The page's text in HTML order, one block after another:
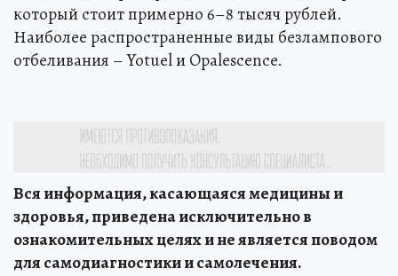
который стоит примерно 6–8 тысяч рублей.
Наиболее распространенные виды безлампового
отбеливания – Yotuel и Opalescence.
Вся информация, касающаяся медицины и
здоровья, приведена исключительно в
ознакомительных целях и не является поводом
для самодиагностики и самолечения.